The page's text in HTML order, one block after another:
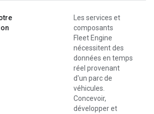
Les services et
composants
Fleet Engine
nécessitent des
données en temps
réel provenant
d'un parc de
véhicules.
Concevoir,
développer et